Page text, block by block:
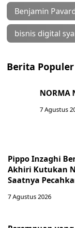
Benjamin
bisnis digital
Berita Populer
NORMA
7 Agustus
Pippo Inzaghi
Akhiri Kutukan
Saatnya
7 Agustus 2026